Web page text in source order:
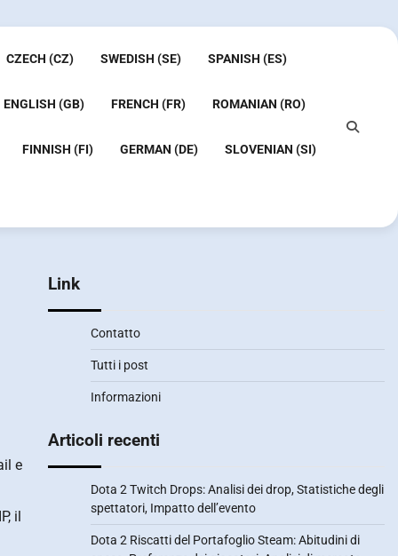
CZECH (CZ) SWEDISH (SE) SPANISH (ES)
ENGLISH (GB) FRENCH (FR) ROMANIAN (RO)
FINNISH (FI) GERMAN (DE) SLOVENIAN (SI)
e
il
Link
Contatto
Tutti i post
Informazioni
Articoli recenti
Dota 2 Twitch Drops: Analisi dei drop, Statistiche degli
spettatori, Impatto dell’evento
Dota 2 Riscatti del Portafoglio Steam: Abitudini di